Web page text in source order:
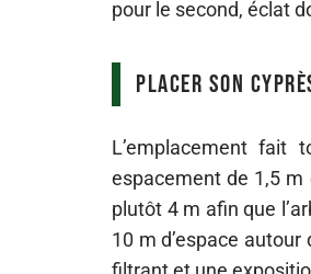
pour le second, éclat
Placer son
L’emplacement
espacement de 1,5
plutôt 4 m afin que
10 m d’espace